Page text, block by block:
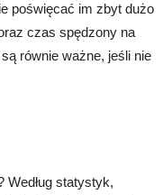
poświęcać im zbyt dużo
czas spędzony na
równie ważne, jeśli nie
Według statystyk,